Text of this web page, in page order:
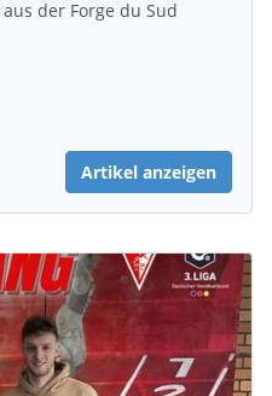
der Forge du Sud
Artikel anzeigen